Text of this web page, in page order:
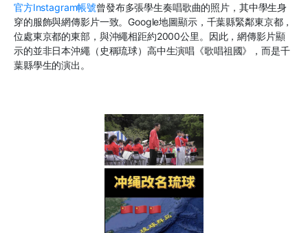
官方Instagram帳號曾發布多張學生奏唱歌曲的照片，其中學生身
穿的服飾與網傳影片一致。Google地圖顯示，千葉縣緊鄰東京都，
位處東京都的東部，與沖繩相距約2000公里。因此，網傳影片顯
示的並非日本沖繩（史稱琉球）高中生演唱《歌唱祖國》，而是千
葉縣學生的演出。